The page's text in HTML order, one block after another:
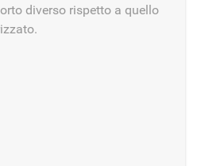
diverso rispetto a quello